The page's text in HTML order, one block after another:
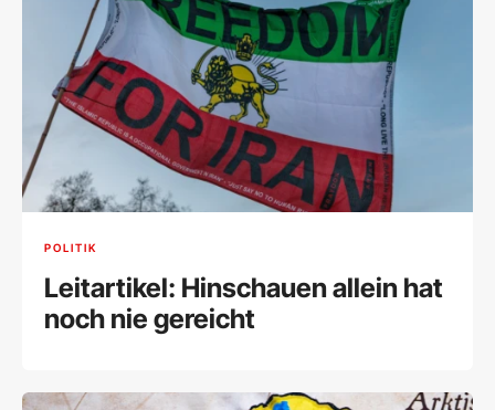
POLITIK
Leitartikel: Hinschauen allein hat
noch nie gereicht